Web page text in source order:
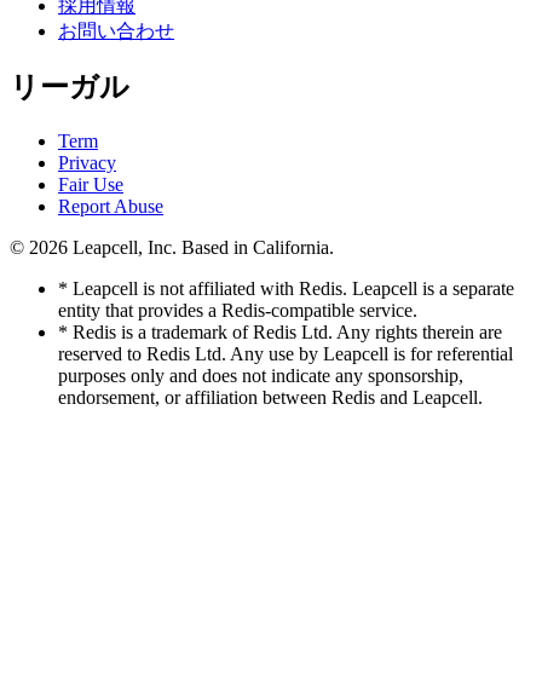
採用情報
お問い合わせ
リーガル
Term
Privacy
Fair Use
Report Abuse
© 2026 Leapcell, Inc. Based in California.
* Leapcell is not affiliated with Redis. Leapcell is a separate
entity that provides a Redis-compatible service.
* Redis is a trademark of Redis Ltd. Any rights therein are
reserved to Redis Ltd. Any use by Leapcell is for referential
purposes only and does not indicate any sponsorship,
endorsement, or affiliation between Redis and Leapcell.